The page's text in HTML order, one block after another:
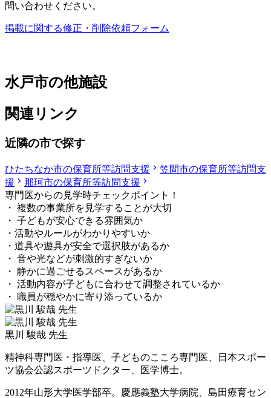
問い合わせください。
掲載に関する修正・削除依頼フォーム
水戸市の他施設
関連リンク
近隣の市で探す
ひたちなか市の保育所等訪問支援
笠間市の保育所等訪問支
援
那珂市の保育所等訪問支援
専門医からの見学時チェックポイント！
・ 複数の事業所を見学することが大切
・ 子どもが安心できる雰囲気か
・活動やルールがわかりやすいか
・道具や遊具が安全で選択肢があるか
・ 音や光などが刺激的すぎないか
・ 静かに過ごせるスペースがあるか
・ 活動内容が子どもに合わせて調整されているか
・ 職員が穏やかに寄り添っているか
黒川 駿哉 先生
精神科専門医・指導医、子どものこころ専門医、日本スポー
ツ協会公認スポーツドクター、医学博士。
2012年山形大学医学部卒。慶應義塾大学病院、島田療育セン